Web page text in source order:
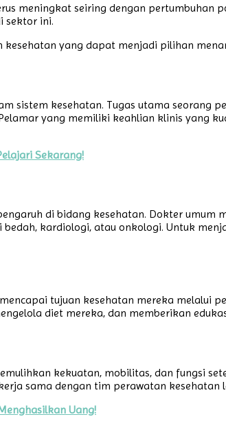
meningkat seiring dengan pertumbuhan
sektor ini.
kesehatan yang dapat menjadi pilihan
sistem kesehatan. Tugas utama seorang
yang memiliki keahlian klinis yang
Sekarang!
di bidang kesehatan. Dokter umum
kardiologi, atau onkologi. Untuk
tujuan kesehatan mereka melalui
diet mereka, dan memberikan
kekuatan, mobilitas, dan fungsi
sama dengan tim perawatan
Uang!